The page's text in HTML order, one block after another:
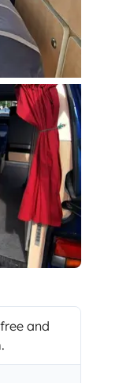
and